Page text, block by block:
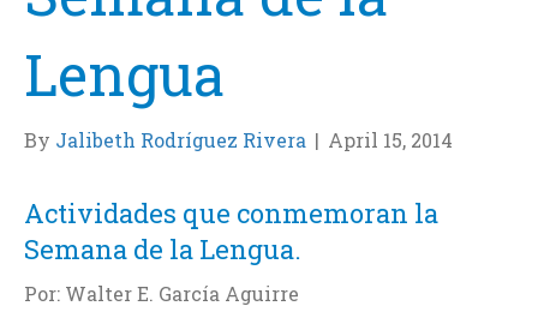
Lengua
By Jalibeth Rodríguez Rivera | April 15, 2014
Actividades que conmemoran la
Semana de la Lengua.
Por: Walter E. García Aguirre